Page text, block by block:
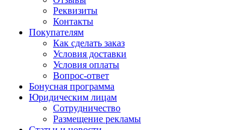
Реквизиты
Контакты
Покупателям
Как сделать заказ
Условия доставки
Условия оплаты
Вопрос-ответ
Бонусная программа
Юридическим лицам
Сотрудничество
Размещение рекламы